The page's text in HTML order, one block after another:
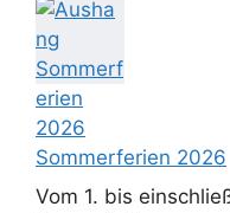
Sommerferien 2026
Vom 1. bis